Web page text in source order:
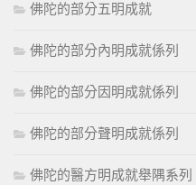
佛陀的部分五明成就
佛陀的部分內明成就係列
佛陀的部分因明成就係列
佛陀的部分聲明成就係列
佛陀的醫方明成就舉隅系列